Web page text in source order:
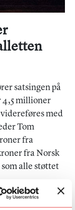
satsingen på
4,5 millioner
med
Tom
fra
fra Norsk
alle støttet